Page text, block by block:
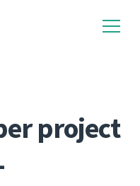
project